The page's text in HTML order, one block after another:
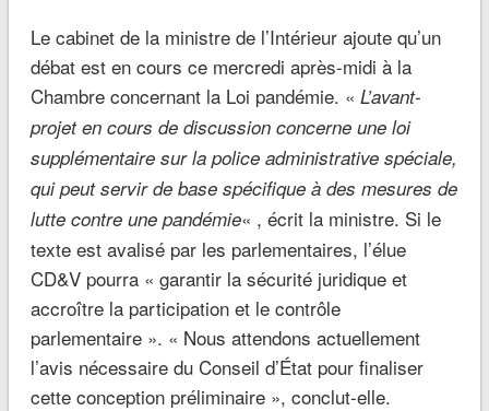
Le cabinet de la ministre de l’Intérieur ajoute qu’un
débat est en cours ce mercredi après-midi à la
Chambre concernant la Loi pandémie. « L’avant-
projet en cours de discussion concerne une loi
supplémentaire sur la police administrative spéciale,
qui peut servir de base spécifique à des mesures de
lutte contre une pandémie« , écrit la ministre. Si le
texte est avalisé par les parlementaires, l’élue
CD&V pourra « garantir la sécurité juridique et
accroître la participation et le contrôle
parlementaire ». « Nous attendons actuellement
l’avis nécessaire du Conseil d’État pour finaliser
cette conception préliminaire », conclut-elle.